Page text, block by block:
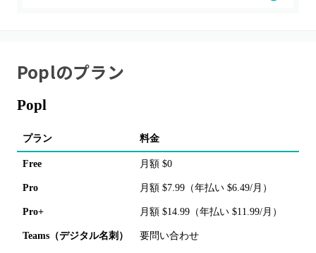
Poplのプラン
Popl
プラン 料金
Free 月額 $0
Pro 月額 $7.99（年払い $6.49/月）
Pro+ 月額 $14.99（年払い $11.99/月）
Teams（デジタル名刺） 要問い合わせ